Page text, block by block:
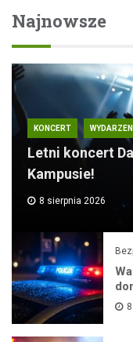
Najnowsze
KONCERT
Letni koncert
Kampusie!
8 sierpnia 2026